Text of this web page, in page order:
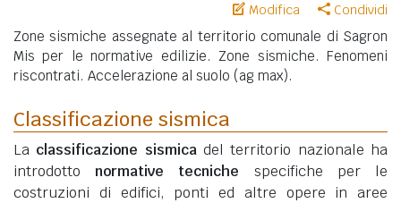
Modifica Condividi
Zone sismiche assegnate al territorio comunale di Sagron
Mis per le normative edilizie. Zone sismiche. Fenomeni
riscontrati. Accelerazione al suolo (ag max).
Classificazione sismica
La classificazione sismicadel territorio nazionale ha
introdotto normative tecniche specifiche per le
costruzioni di edifici, ponti ed altre opere in aree